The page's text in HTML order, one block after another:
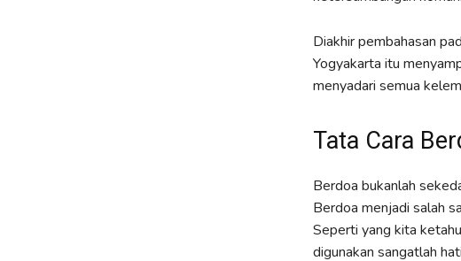
Diakhir pembahasan
Yogyakarta itu
menyadari semua
Tata Cara
Berdoa bukanlah
Berdoa menjadi salah
Seperti yang kita
digunakan sangatlah